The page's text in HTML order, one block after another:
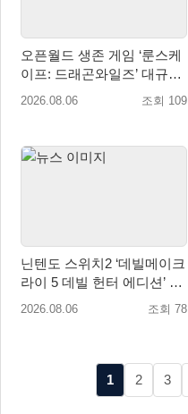
오픈월드 생존 게임 ‘룬스케
이프: 드래곤와일즈’ 대규모
유저 편의성 개선 및 사이드
2026.08.06 조회 109
닌텐도 스위치2 ‘데빌메이크
라이 5 데빌 헌터 에디션’ 패
키지 제품 8월 7일 예약판매
2026.08.06 조회 78
1 2 3